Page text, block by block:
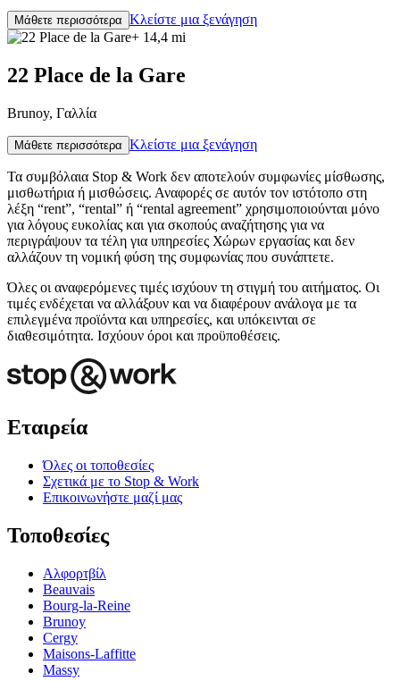
Μάθετε περισσότερα Κλείστε μια ξενάγηση
+ 14,4 mi
22 Place de la Gare
Brunoy, Γαλλία
Μάθετε περισσότερα Κλείστε μια ξενάγηση
Τα συμβόλαια Stop & Work δεν αποτελούν συμφωνίες μίσθωσης,
μισθωτήρια ή μισθώσεις. Αναφορές σε αυτόν τον ιστότοπο στη
λέξη “rent”, “rental” ή “rental agreement” χρησιμοποιούνται μόνο
για λόγους ευκολίας και για σκοπούς αναζήτησης για να
περιγράψουν τα τέλη για υπηρεσίες Χώρων εργασίας και δεν
αλλάζουν τη νομική φύση της συμφωνίας που συνάπτετε.
Όλες οι αναφερόμενες τιμές ισχύουν τη στιγμή του αιτήματος. Οι
τιμές ενδέχεται να αλλάξουν και να διαφέρουν ανάλογα με τα
επιλεγμένα προϊόντα και υπηρεσίες, και υπόκεινται σε
διαθεσιμότητα. Ισχύουν όροι και προϋποθέσεις.
Εταιρεία
Όλες οι τοποθεσίες
Σχετικά με το Stop & Work
Επικοινωνήστε μαζί μας
Τοποθεσίες
Αλφορτβίλ
Beauvais
Bourg-la-Reine
Brunoy
Cergy
Maisons-Laffitte
Massy